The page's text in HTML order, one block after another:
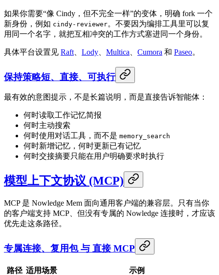
如果你需要“像 Cindy，但不完全一样”的变体，明确 fork 一个
新身份，例如 cindy-reviewer。不要因为编排工具里可以复
用同一个名字，就把互相冲突的工作方式塞进同一个身份。
具体平台设置见 Raft Lody Multica Cumora 和 Paseo。
保持策略短、直接、可执行
最有效的意图提示，不是长篇说明，而是直接告诉智能体：
何时读取工作记忆简报
何时主动搜索
何时使用对话工具，而不是 memory_search
何时新增记忆，何时更新已有记忆
何时交接摘要只能在用户明确要求时执行
模型上下文协议 (MCP)
MCP 是 Nowledge Mem 面向通用客户端的兼容层。只有当你
的客户端支持 MCP、但没有专属的 Nowledge 连接时，才应该
优先走这条路径。
专属连接、复用包 与 直接 MCP
路径 适用场景 示例